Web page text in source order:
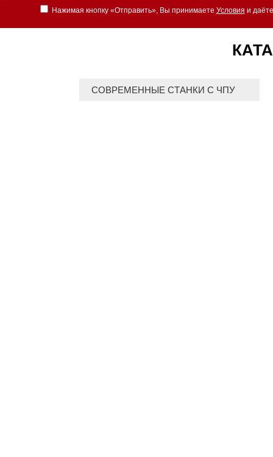
Нажимая кнопку «Отправить», Вы принимаете Условия и
СОВРЕМЕННЫЕ СТАНКИ С ЧПУ